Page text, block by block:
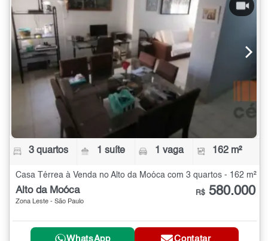
3 quartos 1 suíte 1 vaga 162 m²
Casa Térrea à Venda no Alto da Moóca com 3 quartos - 162 m²
Alto da Moóca
Zona Leste - São Paulo
R$ 580.000
WhatsApp Contatar